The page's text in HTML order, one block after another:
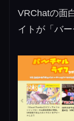
VRChatの面
イトが「バ